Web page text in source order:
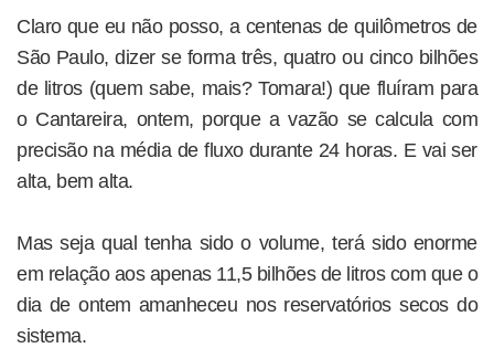
Claro que eu não posso, a centenas de quilômetros de
São Paulo, dizer se forma três, quatro ou cinco bilhões
de litros (quem sabe, mais? Tomara!) que fluíram para
o Cantareira, ontem, porque a vazão se calcula com
precisão na média de fluxo durante 24 horas. E vai ser
alta, bem alta.
Mas seja qual tenha sido o volume, terá sido enorme
em relação aos apenas 11,5 bilhões de litros com que o
dia de ontem amanheceu nos reservatórios secos do
sistema.